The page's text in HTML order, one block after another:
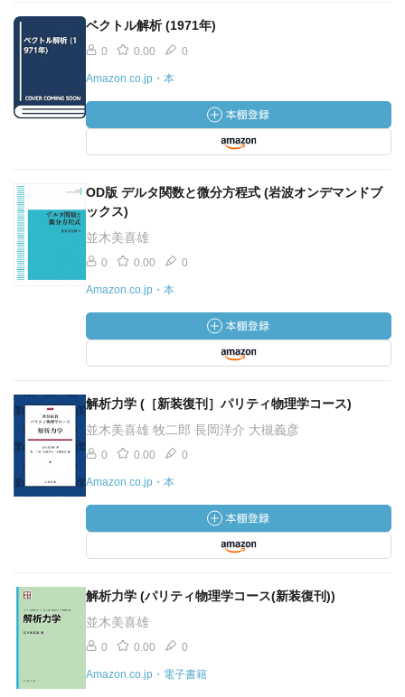
ベクトル解析 (1971年)
0 0.00 0
Amazon.co.jp・本
OD版 デルタ関数と微分方程式 (岩波オンデマンドブ
ックス)
並木美喜雄
0 0.00 0
Amazon.co.jp・本
解析力学 (［新装復刊］パリティ物理学コース)
並木美喜雄 牧二郎 長岡洋介 大槻義彦
0 0.00 0
Amazon.co.jp・本
解析力学 (パリティ物理学コース(新装復刊))
並木美喜雄
0 0.00 0
Amazon.co.jp・電子書籍